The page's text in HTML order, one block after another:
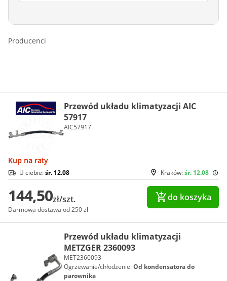
Producenci
Przewód układu klimatyzacji AIC
57917
AIC57917
Kup na raty
Kraków:śr. 12.08
U ciebie:śr. 12.08
144,50zł/szt.
Darmowa dostawa od 250 zł
do koszyka
Przewód układu klimatyzacji
METZGER 2360093
MET2360093
Ogrzewanie/chłodzenie:Od kondensatora do
parownika